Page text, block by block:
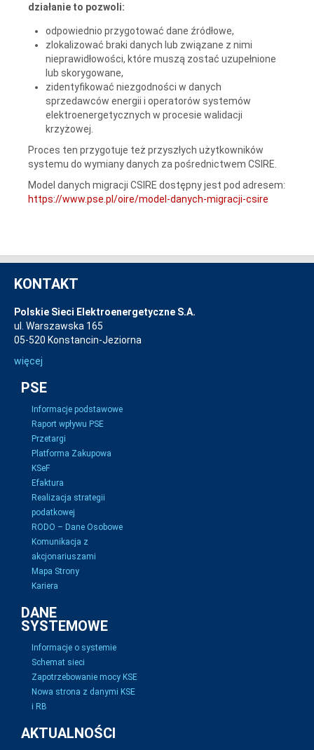
działanie to pozwoli:
odpowiednio przygotować dane źródłowe,
zlokalizować braki danych lub związane z nimi
nieprawidłowości, które muszą zostać uzupełnione
lub skorygowane,
zidentyfikować niezgodności w danych
sprzedawców energii i operatorów systemów
elektroenergetycznych w procesie walidacji
krzyżowej.
Proces ten przygotuje też przyszłych użytkowników
systemu do wymiany danych za pośrednictwem CSIRE.
Model danych migracji CSIRE dostępny jest pod adresem:
https://www.pse.pl/oire/model-danych-migracji-csire
KONTAKT
Polskie Sieci Elektroenergetyczne S.A.
ul. Warszawska 165
05-520 Konstancin-Jeziorna
więcej
PSE
Informacje podstawowe
Raport wpływu PSE
Przetargi
Platforma Zakupowa
KSeF
Efaktura
Realizacja strategii
podatkowej
RODO – Dane Osobowe
Komunikacja z
akcjonariuszami
Mapa Strony
Kariera
DANE
SYSTEMOWE
Informacje o systemie
Schemat sieci
Zapotrzebowanie mocy KSE
Nowa strona z danymi KSE
i RB
AKTUALNOŚCI